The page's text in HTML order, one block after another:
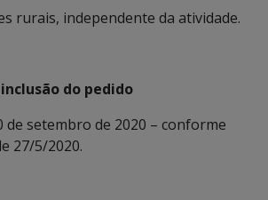
rurais, independente da atividade.
do pedido
setembro de 2020 – conforme
27/5/2020.